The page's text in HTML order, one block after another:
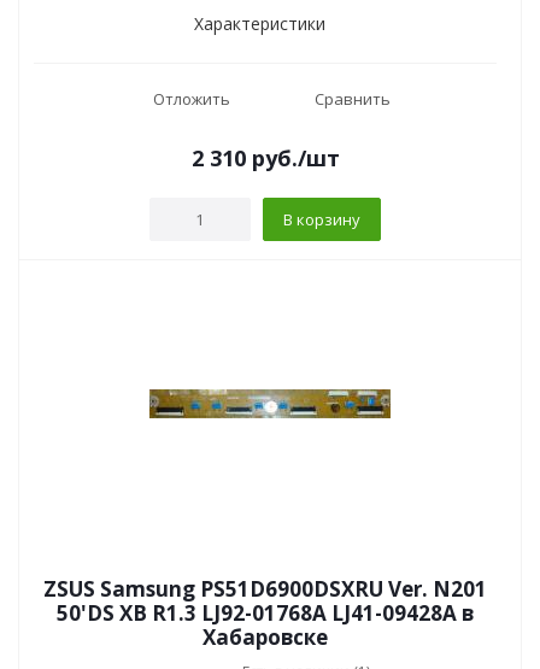
Характеристики
Отложить Сравнить
2 310 руб./шт
В корзину
ZSUS Samsung PS51D6900DSXRU Ver. N201
50'DS XB R1.3 LJ92-01768A LJ41-09428A в
Хабаровске